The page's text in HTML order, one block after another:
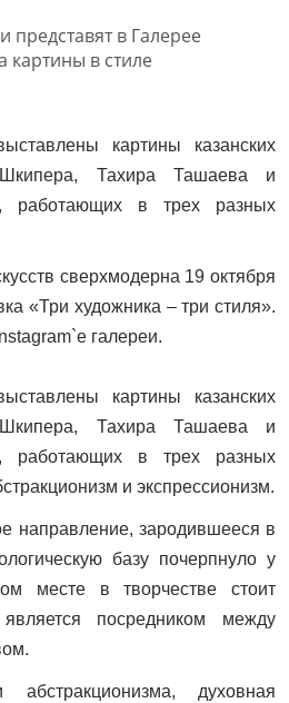
картины казанских
Тахира Ташаева и
работающих в трех разных
сверхмодерна 19 октября
«Три художника – три стиля».
галереи.
картины казанских
Тахира Ташаева и
работающих в трех разных
и экспрессионизм.
направление, зародившееся в
базу почерпнуло у
месте в творчестве стоит
посредником между
духовная